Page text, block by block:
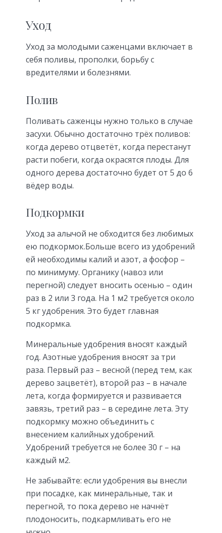
Уход
Уход за молодыми саженцами включает в
себя поливы, прополки, борьбу с
вредителями и болезнями.
Полив
Поливать саженцы нужно только в случае
засухи. Обычно достаточно трёх поливов:
когда дерево отцветёт, когда перестанут
расти побеги, когда окрасятся плоды. Для
одного дерева достаточно будет от 5 до 6
вёдер воды.
Подкормки
Уход за алычой не обходится без любимых
ею подкормок.Больше всего из удобрений
ей необходимы калий и азот, а фосфор –
по минимуму. Органику (навоз или
перегной) следует вносить осенью – один
раз в 2 или 3 года. На 1 м2 требуется около
5 кг удобрения. Это будет главная
подкормка.
Минеральные удобрения вносят каждый
год. Азотные удобрения вносят за три
раза. Первый раз – весной (перед тем, как
дерево зацветёт), второй раз – в начале
лета, когда формируется и развивается
завязь, третий раз – в середине лета. Эту
подкормку можно объединить с
внесением калийных удобрений.
Удобрений требуется не более 30 г – на
каждый м2.
Не забывайте: если удобрения вы внесли
при посадке, как минеральные, так и
перегной, то пока дерево не начнёт
плодоносить, подкармливать его не